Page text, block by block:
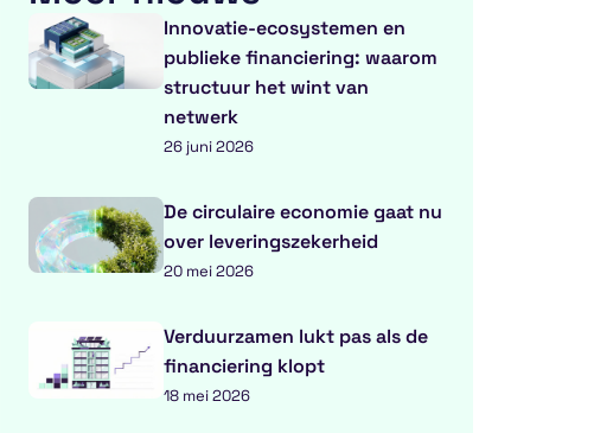
Innovatie-ecosystemen en
publieke financiering: waarom
structuur het wint van
netwerk
26 juni 2026
De circulaire economie gaat nu
over leveringszekerheid
20 mei 2026
Verduurzamen lukt pas als de
financiering klopt
18 mei 2026